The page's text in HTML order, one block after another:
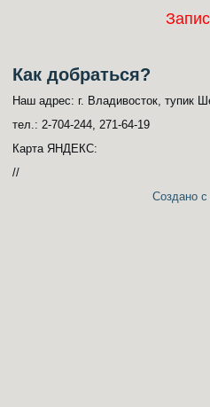
Как добраться?
Наш адрес: г. Владивосток, тупик
тел.: 2-704-244, 271-64-19
Карта ЯНДЕКС:
//
Создано